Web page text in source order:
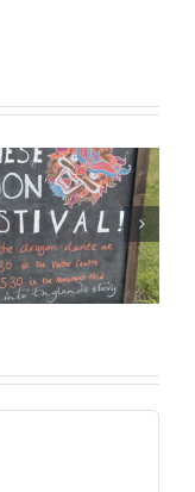
八月爱丁
堡：跨越
语言与文
化的盛夏